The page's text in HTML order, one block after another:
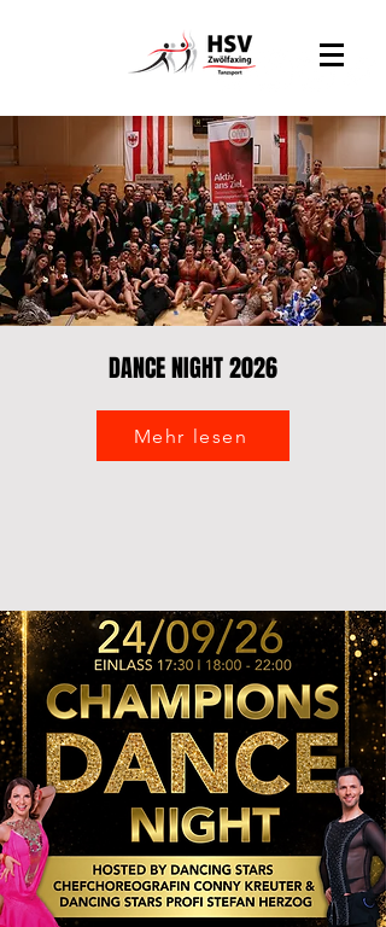
DANCE NIGHT 2026
Mehr lesen